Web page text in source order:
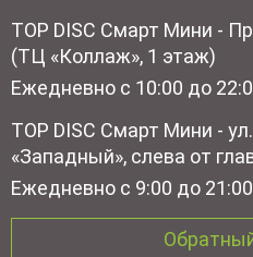
TOP DISC Смарт Мини -
(ТЦ «Коллаж», 1 этаж)
Ежедневно с 10:00 до
TOP DISC Смарт Мини -
«Западный», слева от
Ежедневно с 9:00 до 21:00